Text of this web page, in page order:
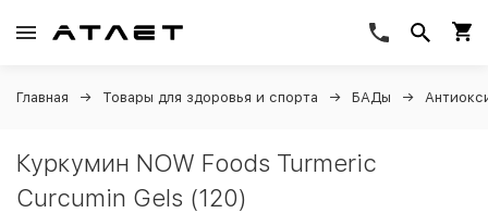
Главная Товары для здоровья и спорта БАДы
Куркумин NOW Foods Turmeric
Curcumin Gels (120)